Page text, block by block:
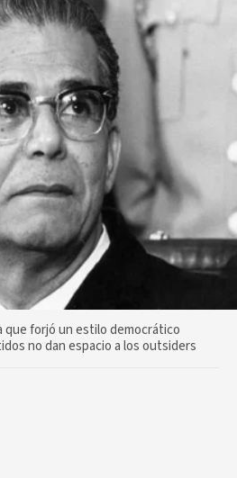
forjó un estilo democrático
no dan espacio a los outsiders